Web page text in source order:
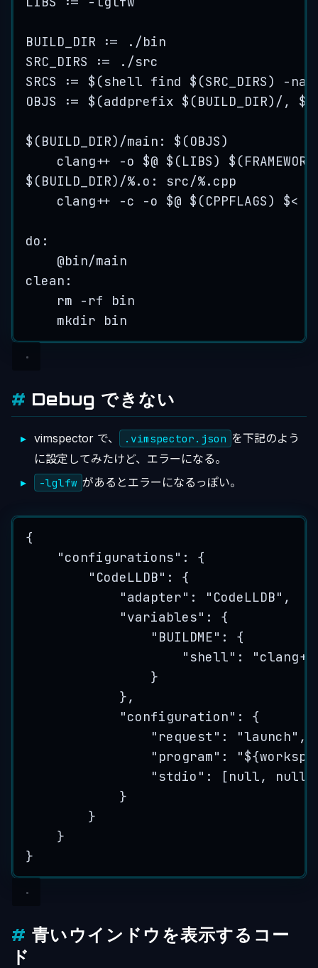
BUILD_DIR := ./bin
SRC_DIRS := ./src
SRCS := $(shell find $(SRC_DIRS) -
OBJS := $(addprefix $(BUILD_DIR)/,
$(BUILD_DIR)/main: $(OBJS)
clang++ -o $@ $(LIBS)
$(BUILD_DIR)/%.o: src/%.cpp
clang++ -c -o $@ $(CPPFLAGS) $<
do:
@bin/main
clean:
rm -rf bin
mkdir bin
Debug できない
vimspector で、 .vimspector.json を下記のよう
に設定してみたけど、エラーになる。
-lglfw があるとエラーになるっぽい。
{
"configurations" : {
"CodeLLDB" : {
"adapter" : " CodeLLDB" ,
"variables" : {
"BUILDME" : {
"shell" : "
}
},
"configuration" : {
"request" : "launch" ,
"program" : "
"stdio" : [null, null
}
}
}
}
青いウインドウを表示するコー
ド